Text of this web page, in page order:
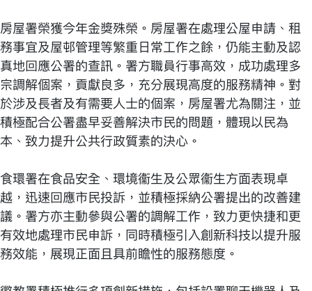
房屋署榮獲今年金獎殊榮。房屋署在處理公屋申請、租
務事宜及屋邨管理等繁重日常工作之餘，仍能主動及認
真地回應公署的查訊。署方職員行事高效，成功處理多
宗調解個案，貢獻良多，充分展現高度的服務精神。對
於涉及長者及有需要人士的個案，房屋署尤為關注，並
積極配合公署盡早妥善解決市民的問題，體現以民為
本、致力提升公共行政質素的決心。
食環署在食品安全、環境衞生及公眾衞生方面表現卓
越，迅速回應市民投訴，並積極採納公署提出的改善建
議。署方亦主動參與公署的調解工作，致力更快捷和更
有效地處理市民申訴，同時積極引入創新科技以提升服
務效能，展現正面且具前瞻性的服務態度。